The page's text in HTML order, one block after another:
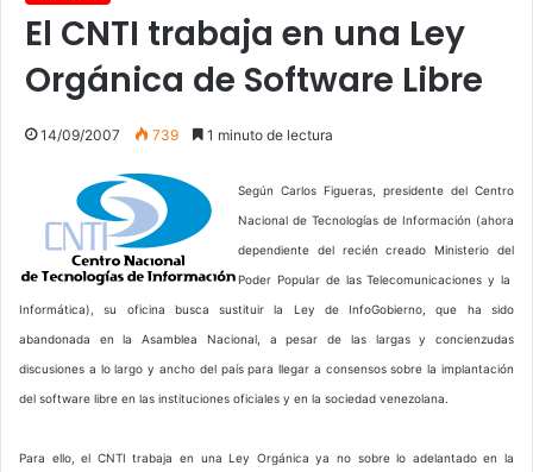
El CNTI trabaja en una Ley
Orgánica de Software Libre
14/09/2007 739 1 minuto de lectura
Según Carlos Figueras, presidente del Centro
Nacional de Tecnologías de Información (ahora
dependiente del recién creado Ministerio del
Poder Popular de las Telecomunicaciones y la
Informática), su oficina busca sustituir la Ley de InfoGobierno, que ha sido
abandonada en la Asamblea Nacional, a pesar de las largas y concienzudas
discusiones a lo largo y ancho del país para llegar a consensos sobre la implantación
del software libre en las instituciones oficiales y en la sociedad venezolana.
Para ello, el CNTI trabaja en una Ley Orgánica ya no sobre lo adelantado en la